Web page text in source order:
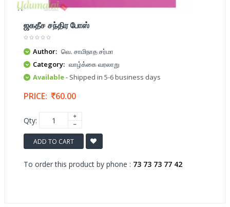
ஜகதீச சந்திர போஸ்
Author: வெ. சாமிநாத சர்மா
Category: வாழ்க்கை வரலாறு
Available- Shipped in 5-6 business days
PRICE: 60.00
Qty:
ADD TO CART
To order this product by phone : 73 73 73 77 42